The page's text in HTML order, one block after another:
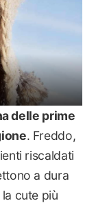
delle prime
. Freddo,
riscaldati
a dura
cute più